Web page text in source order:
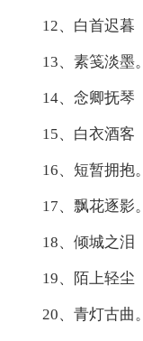
12、白首迟暮
13、素笺淡墨。
14、念卿抚琴
15、白衣酒客
16、短暂拥抱。
17、飘花逐影。
18、倾城之泪
19、陌上轻尘
20、青灯古曲。